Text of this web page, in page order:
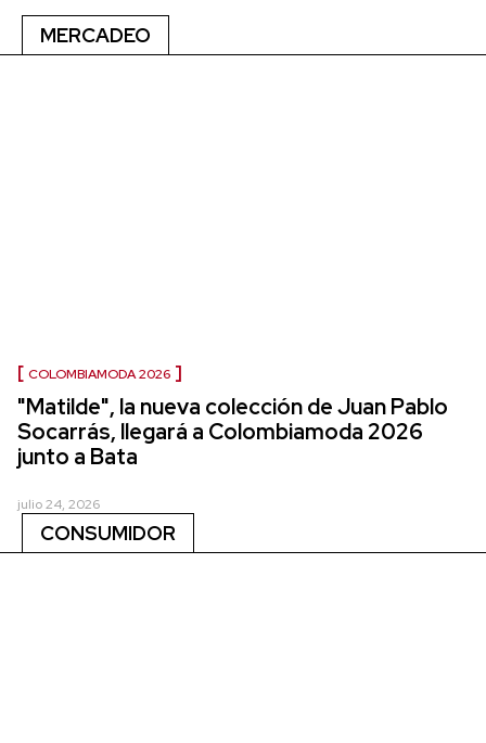
MERCADEO
COLOMBIAMODA 2026
"Matilde", la nueva colección de Juan Pablo
Socarrás, llegará a Colombiamoda 2026
junto a Bata
julio 24, 2026
CONSUMIDOR